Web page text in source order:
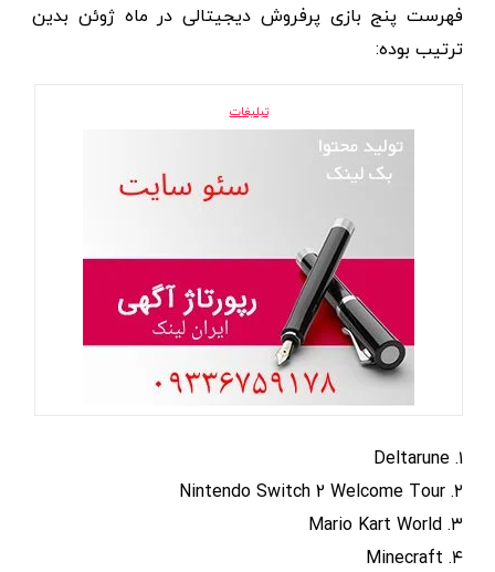
فهرست پنج بازی پرفروش دیجیتالی در ماه ژوئن بدین
ترتیب بوده:
تبلیغات
۱. Deltarune
۲. Nintendo Switch 2 Welcome Tour
۳. Mario Kart World
۴. Minecraft